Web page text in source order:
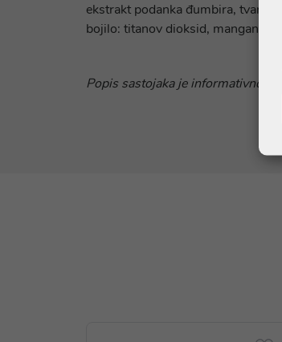
ekstrakt podanka đumbira, tvari
bojilo: titanov dioksid, manganov
Popis sastojaka je informativnog